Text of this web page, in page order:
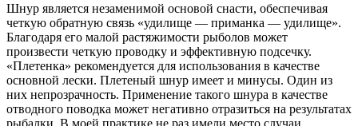
Шнур является незаменимой основой снасти, обеспечивая
четкую обратную связь «удилище — приманка — удилище».
Благодаря его малой растяжимости рыболов может
произвести четкую проводку и эффективную подсечку.
«Плетенка» рекомендуется для использования в качестве
основной лески. Плетеный шнур имеет и минусы. Один из
них непрозрачность. Применение такого шнура в качестве
отводного поводка может негативно отразиться на результатах
рыбалки. В моей практике не раз имели место случаи